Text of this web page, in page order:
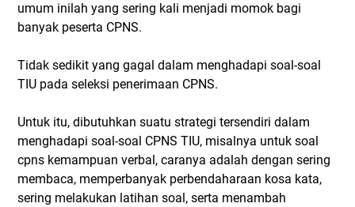
umum inilah yang sering kali menjadi momok bagi
banyak peserta CPNS.
Tidak sedikit yang gagal dalam menghadapi soal-soal
TIU pada seleksi penerimaan CPNS.
Untuk itu, dibutuhkan suatu strategi tersendiri dalam
menghadapi soal-soal CPNS TIU, misalnya untuk soal
cpns kemampuan verbal, caranya adalah dengan sering
membaca, memperbanyak perbendaharaan kosa kata,
sering melakukan latihan soal, serta menambah